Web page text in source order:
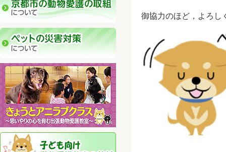
御協力のほど，よろし